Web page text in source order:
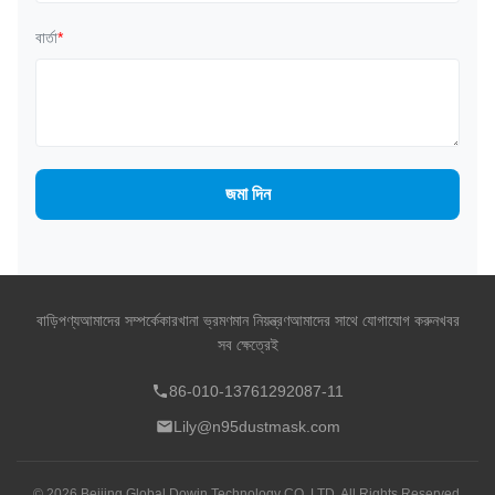
বার্তা*
জমা দিন
বাড়িপণ্যআমাদের সম্পর্কেকারখানা ভ্রমণমান নিয়ন্ত্রণআমাদের সাথে যোগাযোগ করুনখবর
সব ক্ষেত্রেই
86-010-13761292087-11
Lily@n95dustmask.com